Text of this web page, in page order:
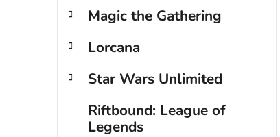
e
o
i
Magic the Gathering
Lorcana
Star Wars Unlimited
Riftbound: League of
Legends